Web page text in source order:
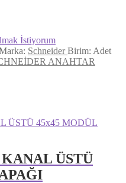
İstiyorum
SchneiderBirim: Adet
ANAHTAR
ÜSTÜ